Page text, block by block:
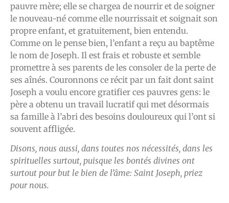
pauvre mère; elle se chargea de nourrir et de soigner
le nouveau-né comme elle nourrissait et soignait son
propre enfant, et gratuitement, bien entendu.
Comme on le pense bien, l’enfant a reçu au baptême
le nom de Joseph. Il est frais et robuste et semble
promettre à ses parents de les consoler de la perte de
ses aînés. Couronnons ce récit par un fait dont saint
Joseph a voulu encore gratifier ces pauvres gens: le
père a obtenu un travail lucratif qui met désormais
sa famille à l’abri des besoins douloureux qui l’ont si
souvent affligée.
Disons, nous aussi, dans toutes nos nécessités, dans les
spirituelles surtout, puisque les bontés divines ont
surtout pour but le bien de l’âme: Saint Joseph, priez
pour nous.